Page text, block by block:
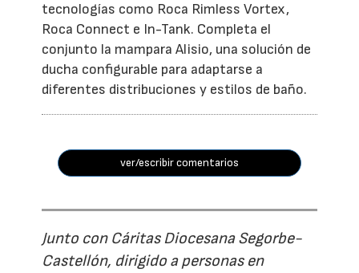
tecnologías como Roca Rimless Vortex,
Roca Connect e In-Tank. Completa el
conjunto la mampara Alisio, una solución de
ducha configurable para adaptarse a
diferentes distribuciones y estilos de baño.
ver/escribir comentarios
Junto con Cáritas Diocesana Segorbe-
Castellón, dirigido a personas en